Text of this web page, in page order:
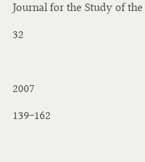
Journal for the Study of
32
2007
139‒162